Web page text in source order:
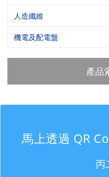
人造纖維
機電及配電盤
產品
馬上透過 QR
丙